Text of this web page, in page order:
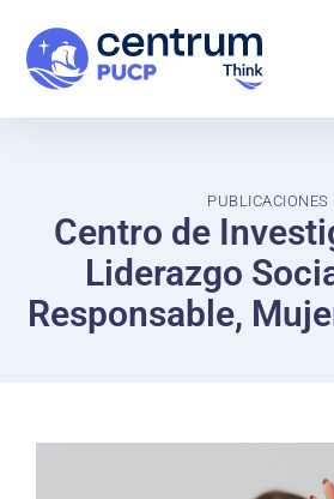
PUBLICACIONES
Centro de
Liderazgo
Responsable,